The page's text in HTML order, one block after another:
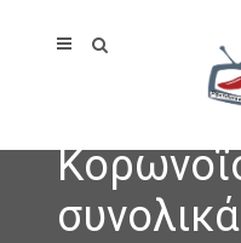
συνολικά